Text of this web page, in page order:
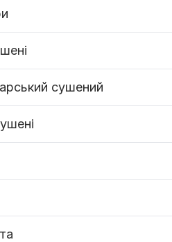
сушений